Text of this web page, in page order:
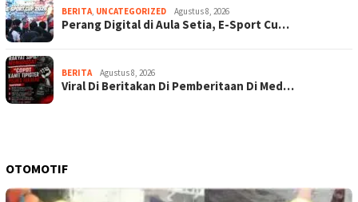
BERITA, UNCATEGORIZED Agustus 8, 2026
Perang Digital di Aula Setia, E-Sport Cu…
BERITA Agustus 8, 2026
Viral Di Beritakan Di Pemberitaan Di Med…
OTOMOTIF